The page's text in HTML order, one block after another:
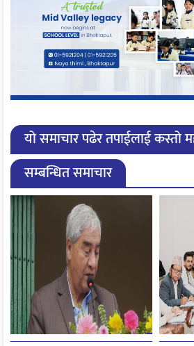
यो समाचार पढेर तपाईलाई कस्तो
सम्बन्धित समाचार